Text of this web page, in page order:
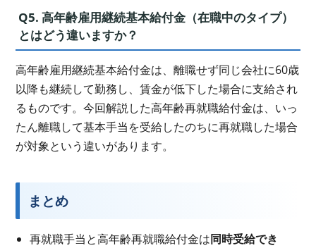
Q5. 高年齢雇用継続基本給付金（在職中のタイプ）
とはどう違いますか？
高年齢雇用継続基本給付金は、離職せず同じ会社に60歳
以降も継続して勤務し、賃金が低下した場合に支給され
るものです。今回解説した高年齢再就職給付金は、いっ
たん離職して基本手当を受給したのちに再就職した場合
が対象という違いがあります。
まとめ
再就職手当と高年齢再就職給付金は同時受給でき